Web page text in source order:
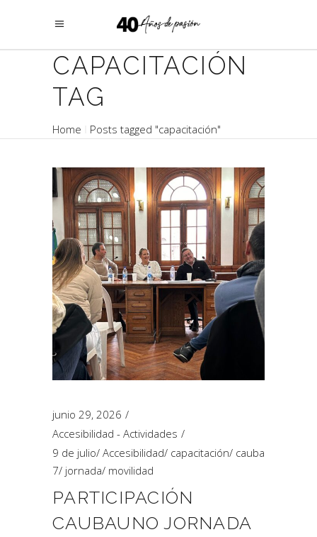
CAPACITACIÓN
TAG
Home Posts tagged "capacitación"
junio 29, 2026
Accesibilidad - Actividades
9 de julio/ Accesibilidad/ capacitación/ cauba
7/ jornada/ movilidad
PARTICIPACIÓN
CAUBAUNO JORNADA